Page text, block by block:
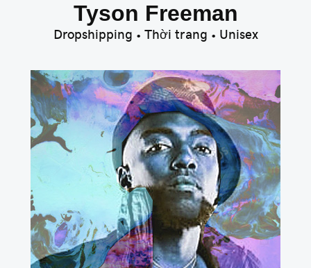
Tyson Freeman
Dropshipping • Thời trang • Unisex